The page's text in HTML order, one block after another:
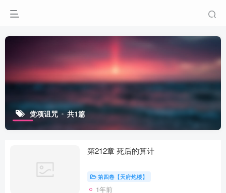
党项诅咒 共1篇
第212章 死后的算计
第四卷【天府炮楼】
1年前